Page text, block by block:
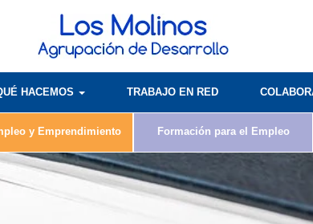
HACEMOS TRABAJO EN RED
y Emprendimiento Formación para el Empleo